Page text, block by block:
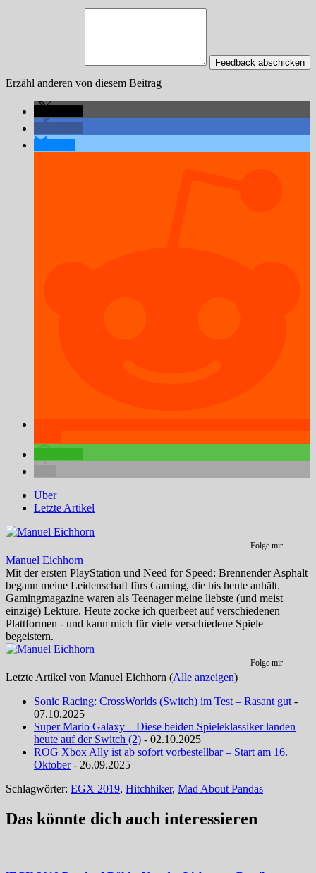
Feedback abschicken
Erzähl anderen von diesem Beitrag
Über
Letzte Artikel
Folge mir
Manuel Eichhorn
Mit der ersten PlayStation und Need for Speed: Brennender Asphalt
begann meine Leidenschaft fürs Gaming, die bis heute anhält.
Gamingmagazine waren als Teenager meine liebste (und meist
einzige) Lektüre. Heute zocke ich querbeet auf verschiedenen
Plattformen - und kann mich für viele verschiedene Spiele
begeistern.
Folge mir
Letzte Artikel von Manuel Eichhorn (Alle anzeigen)
Sonic Racing: CrossWorlds (Switch) im Test – Rasant gut -
07.10.2025
Super Mario Galaxy – Diese beiden Spieleklassiker landen
heute auf der Switch (2) - 02.10.2025
ROG Xbox Ally ist ab sofort vorbestellbar – Start am 16.
Oktober- 26.09.2025
Schlagwörter: EGX 2019, Hitchhiker, Mad About Pandas
Das könnte dich auch interessieren